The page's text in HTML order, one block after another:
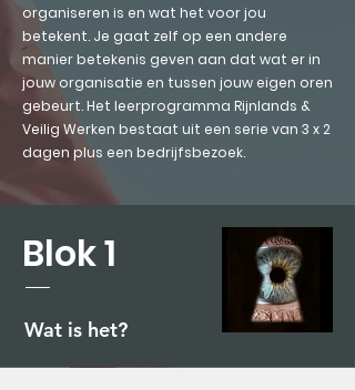
organiseren is en wat het voor jou
betekent. Je gaat zelf op een andere
manier betekenis geven aan dat wat er in
jouw organisatie en tussen jouw eigen oren
gebeurt.Het leerprogramma Rijnlands &
Veilig Werken bestaat uit een serie van 3 x 2
dagen plus een bedrijfsbezoek.
Blok 1
Wat is het?